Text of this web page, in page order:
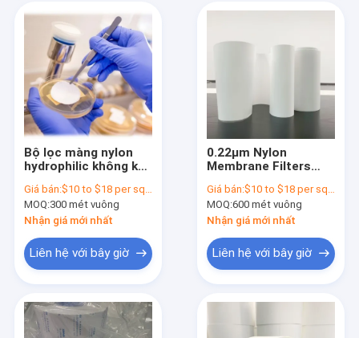
Bộ lọc màng nylon
hydrophilic không khử
mẫu HPLC
Giá bán:$10 to $18 per square meter
MOQ:300 mét vuông
Nhận giá mới nhất
Liên hệ với bây giờ
0.22μm Nylon
Membrane Filters
tăng cường
Giá bán:$10 to $18 per square meter
MOQ:600 mét vuông
Nhận giá mới nhất
Liên hệ với bây giờ